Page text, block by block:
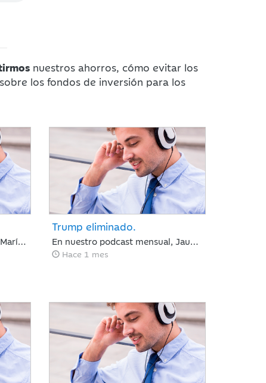
nuestros ahorros, cómo evitar los
los fondos de inversión para los
En nuestro podcast semanal, María José Martínez Blázquez, analiza una semana marcada por un regreso inesperado de la tensión geopolítica frente a la que los mercados reaccionaron con relativa calma: rotación hacia sectores defensivos en las bolsas y ligeros repuntes en deuda pública. Las actas de la Reserva Federal reforzaron la atención sobre la inflación, elevando ligeramente las expectativas de tipos de interés.
Trump eliminado.
En nuestro podcast mensual, Jaume Saenz de Santamaría, analiza una semana en la que ha mejorado el sentimiento de mercado por la moderación de la inflación y la estabilización del crudo, lo que sugiere que el BCE y la Fed mantendrán los tipos estables en julio. Europa subió por la banca y Meta sacudió las tecnológicas con dudas sobre la IA, mientras el mercado mira ya a los resultados trimestrales.
Hace 1 mes